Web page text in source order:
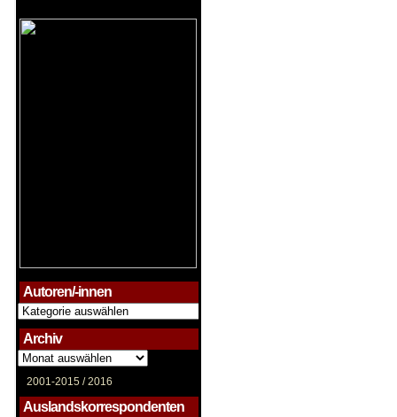
Autoren/-innen
Autoren/-
innen
Archiv
Archiv
2001-2015 /2016
Auslandskorrespondenten